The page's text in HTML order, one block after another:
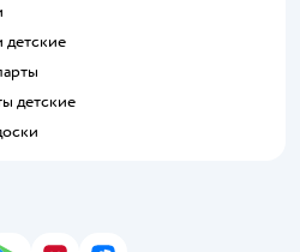
детские
детские